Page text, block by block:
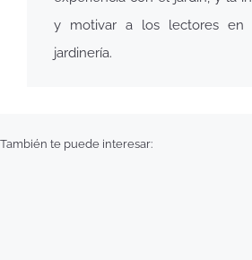
y motivar a los lectores en
jardinería.
También te puede interesar: